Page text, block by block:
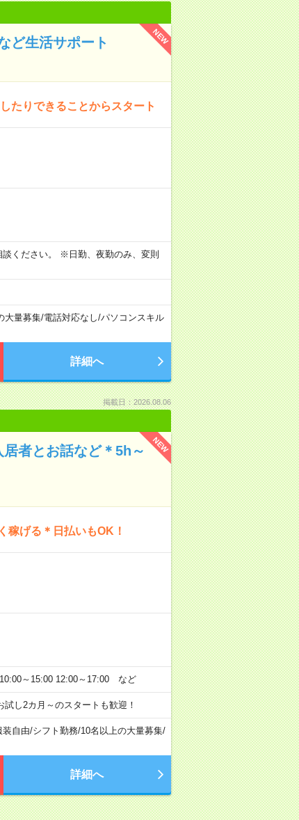
NEW
ど生活サポート
たりできることからスタート
談ください。 ※日勤、夜勤のみ、変則
大量募集/電話対応なし/パソコンスキル
詳細へ
掲載日：2026.08.06
NEW
者とお話など＊5h～
げる＊日払いもOK！
～15:00 12:00～17:00 など
し2カ月～のスタートも歓迎！
装自由/シフト勤務/10名以上の大量募集/
詳細へ